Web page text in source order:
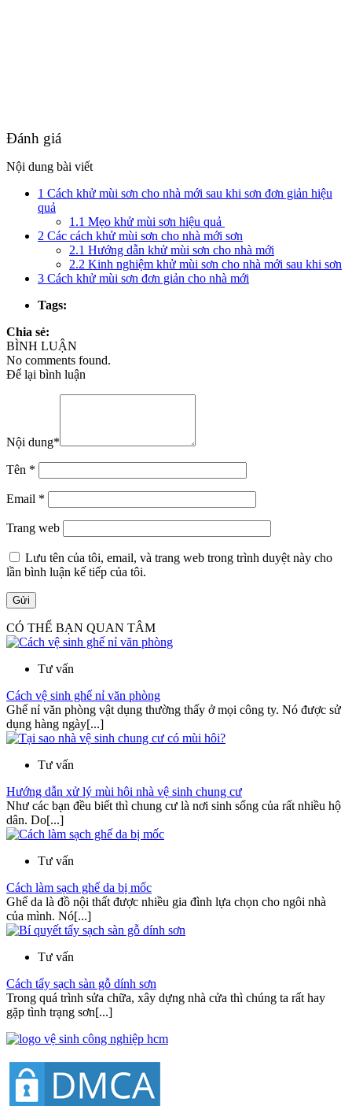
Đánh giá
Nội dung bài viết
1 Cách khử mùi sơn cho nhà mới sau khi sơn đơn giản hiệu
quả
1.1 Mẹo khử mùi sơn hiệu quả
2 Các cách khử mùi sơn cho nhà mới sơn
2.1 Hướng dẫn khử mùi sơn cho nhà mới
2.2 Kinh nghiệm khử mùi sơn cho nhà mới sau khi sơn
3 Cách khử mùi sơn đơn giản cho nhà mới
Tags:
Chia sẻ:
BÌNH LUẬN
No comments found.
Để lại bình luận
Nội dung*
Tên *
Email *
Trang web
Lưu tên của tôi, email, và trang web trong trình duyệt này cho
lần bình luận kế tiếp của tôi.
CÓ THỂ BẠN QUAN TÂM
Tư vấn
Cách vệ sinh ghế nỉ văn phòng
Ghế nỉ văn phòng vật dụng thường thấy ở mọi công ty. Nó được sử
dụng hàng ngày[...]
Tư vấn
Hướng dẫn xử lý mùi hôi nhà vệ sinh chung cư
Như các bạn đều biết thì chung cư là nơi sinh sống của rất nhiều hộ
dân. Do[...]
Tư vấn
Cách làm sạch ghế da bị mốc
Ghế da là đồ nội thất được nhiều gia đình lựa chọn cho ngôi nhà
của mình. Nó[...]
Tư vấn
Cách tẩy sạch sàn gỗ dính sơn
Trong quá trình sửa chữa, xây dựng nhà cửa thì chúng ta rất hay
gặp tình trạng sơn[...]